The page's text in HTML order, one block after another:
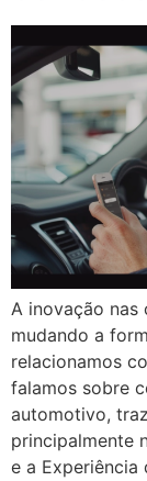
A inovação nas
mudando a
relacionamos
falamos sobre
automotivo,
principalmente
e a Experiência